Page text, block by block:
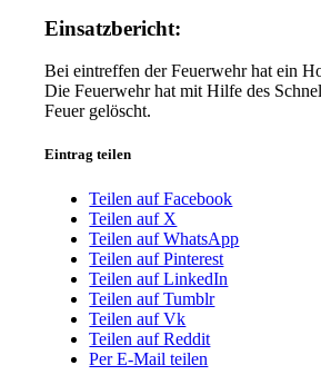
Einsatzbericht:
Bei eintreffen der Feuerwehr hat ein
Die Feuerwehr hat mit Hilfe des
Feuer gelöscht.
Eintrag teilen
Teilen auf Facebook
Teilen auf X
Teilen auf WhatsApp
Teilen auf Pinterest
Teilen auf LinkedIn
Teilen auf Tumblr
Teilen auf Vk
Teilen auf Reddit
Per E-Mail teilen